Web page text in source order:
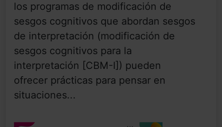
los programas de modificación de
sesgos cognitivos que abordan sesgos
de interpretación (modificación de
sesgos cognitivos para la
interpretación [CBM-I]) pueden
ofrecer prácticas para pensar en
situaciones...